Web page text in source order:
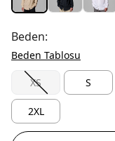
Beden:
Beden Tablosu
XS S
2XL